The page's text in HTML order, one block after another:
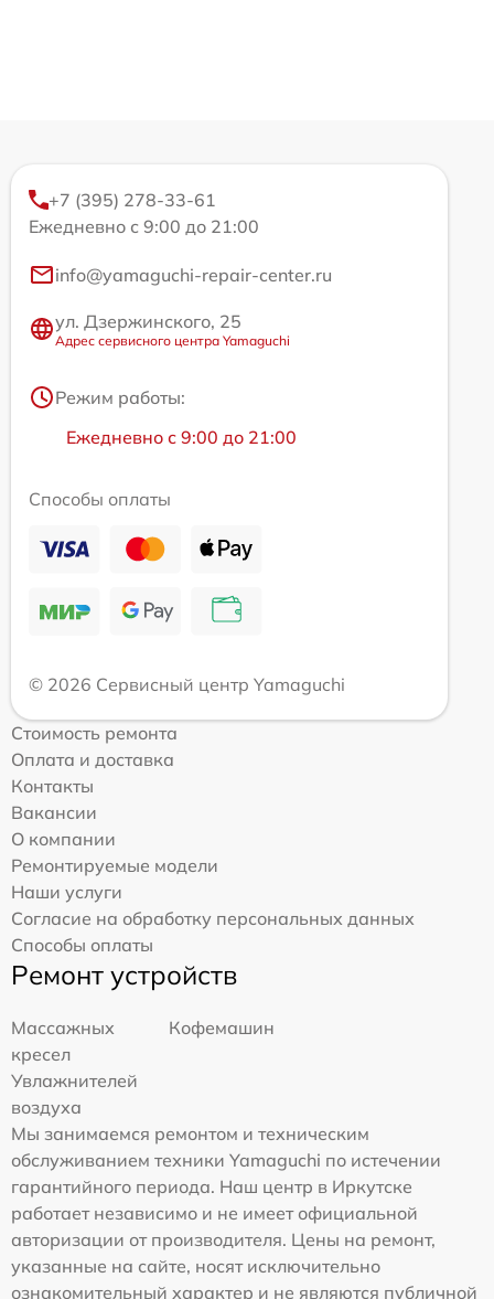
+7 (395) 278-33-61
Ежедневно с 9:00 до 21:00
info@yamaguchi-repair-center.ru
ул. Дзержинского, 25
Адрес сервисного центра Yamaguchi
Режим работы:
Ежедневно с 9:00 до 21:00
Способы оплаты
© 2026 Сервисный центр Yamaguchi
Стоимость ремонта
Оплата и доставка
Контакты
Вакансии
О компании
Ремонтируемые модели
Наши услуги
Согласие на обработку персональных данных
Способы оплаты
Ремонт устройств
Массажных
кресел
Кофемашин
Увлажнителей
воздуха
Мы занимаемся ремонтом и техническим
обслуживанием техники Yamaguchi по истечении
гарантийного периода. Наш центр в Иркутске
работает независимо и не имеет официальной
авторизации от производителя. Цены на ремонт,
указанные на сайте, носят исключительно
ознакомительный характер и не являются публичной